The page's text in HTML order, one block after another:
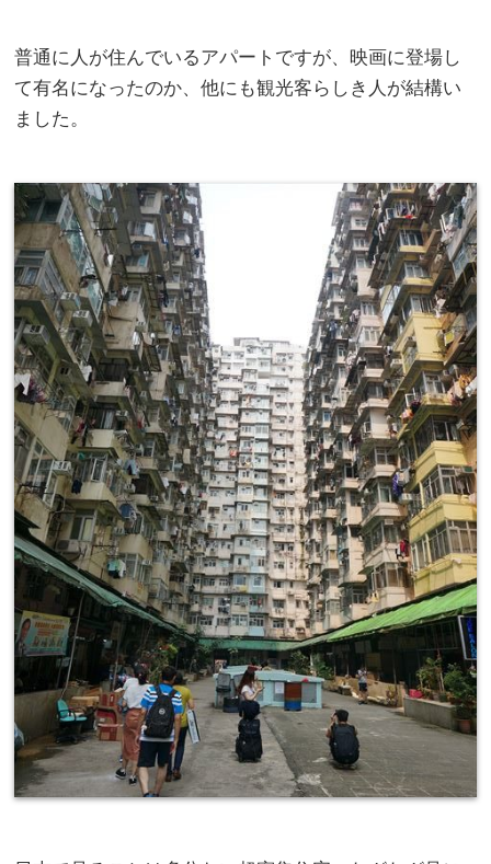
普通に人が住んでいるアパートですが、映画に登場し
て有名になったのか、他にも観光客らしき人が結構い
ました。